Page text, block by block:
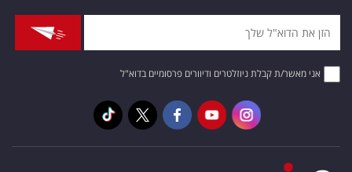
אני מאשר/ת קבלת ניוזלטרים ודיוורים פרסומיים בדוא"ל